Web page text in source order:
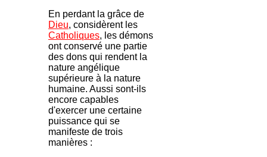
En perdant la grâce de
Dieu, considèrent les
Catholiques, les démons
ont conservé une partie
des dons qui rendent la
nature angélique
supérieure à la nature
humaine. Aussi sont-ils
encore capables
d'exercer une certaine
puissance qui se
manifeste de trois
manières :